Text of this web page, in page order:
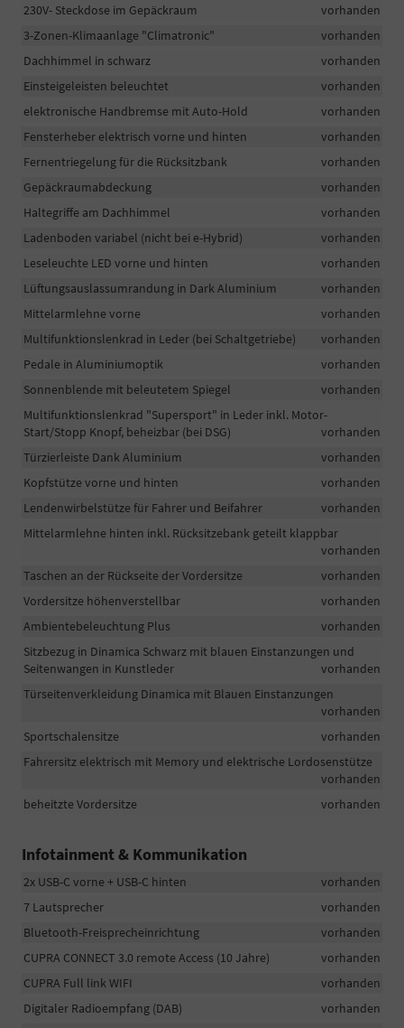
230V- Steckdose im Gepäckraum
vorhanden
3-Zonen-Klimaanlage "Climatronic"
vorhanden
Dachhimmel in schwarz
vorhanden
Einsteigeleisten beleuchtet
vorhanden
elektronische Handbremse mit Auto-Hold
vorhanden
Fensterheber elektrisch vorne und hinten
vorhanden
Fernentriegelung für die Rücksitzbank
vorhanden
Gepäckraumabdeckung
vorhanden
Haltegriffe am Dachhimmel
vorhanden
Ladenboden variabel (nicht bei e-Hybrid)
vorhanden
Leseleuchte LED vorne und hinten
vorhanden
Lüftungsauslassumrandung in Dark Aluminium
vorhanden
Mittelarmlehne vorne
vorhanden
Multifunktionslenkrad in Leder (bei Schaltgetriebe)
vorhanden
Pedale in Aluminiumoptik
vorhanden
Sonnenblende mit beleutetem Spiegel
vorhanden
Multifunktionslenkrad "Supersport" in Leder inkl. Motor-
Start/Stopp Knopf, beheizbar (bei DSG)
vorhanden
Türzierleiste Dank Aluminium
vorhanden
Kopfstütze vorne und hinten
vorhanden
Lendenwirbelstütze für Fahrer und Beifahrer
vorhanden
Mittelarmlehne hinten inkl. Rücksitzebank geteilt klappbar
vorhanden
Taschen an der Rückseite der Vordersitze
vorhanden
Vordersitze höhenverstellbar
vorhanden
Ambientebeleuchtung Plus
vorhanden
Sitzbezug in Dinamica Schwarz mit blauen Einstanzungen und
Seitenwangen in Kunstleder
vorhanden
Türseitenverkleidung Dinamica mit Blauen Einstanzungen
vorhanden
Sportschalensitze
vorhanden
Fahrersitz elektrisch mit Memory und elektrische Lordosenstütze
vorhanden
beheitzte Vordersitze
vorhanden
Infotainment & Kommunikation
2x USB-C vorne + USB-C hinten
vorhanden
7 Lautsprecher
vorhanden
Bluetooth-Freisprecheinrichtung
vorhanden
CUPRA CONNECT 3.0 remote Access (10 Jahre)
vorhanden
CUPRA Full link WIFI
vorhanden
Digitaler Radioempfang (DAB)
vorhanden